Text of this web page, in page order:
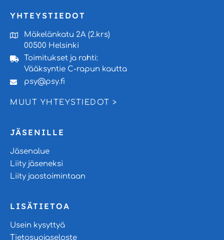
YHTEYSTIEDOT
Mäkelänkatu 2A (2.krs)
00500 Helsinki
Toimitukset ja rahti:
Vääksyntie C-rapun kautta
psy@psy.fi
MUUT YHTEYSTIEDOT >
JÄSENILLE
Jäsenalue
Liity jäseneksi
Liity jaostoimintaan
LISÄTIETOA
Usein kysyttyä
Tietosuojaseloste